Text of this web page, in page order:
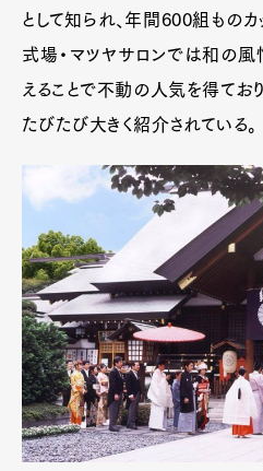
として知られ、年間600組もの
式場・マツヤサロンでは和の
えることで不動の人気を得てお
たびたび大きく紹介されている。